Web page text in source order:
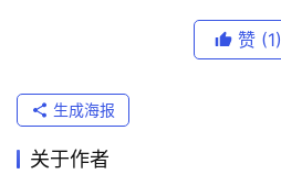
赞 (1)
生成海报
关于作者